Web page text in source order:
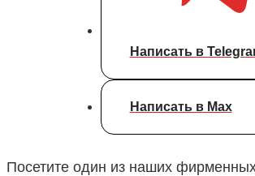
Написать в
Написать в Max
Посетите один из наших